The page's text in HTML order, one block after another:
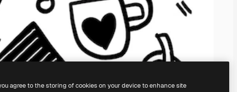
agree to the storing of cookies on your device to enhance site